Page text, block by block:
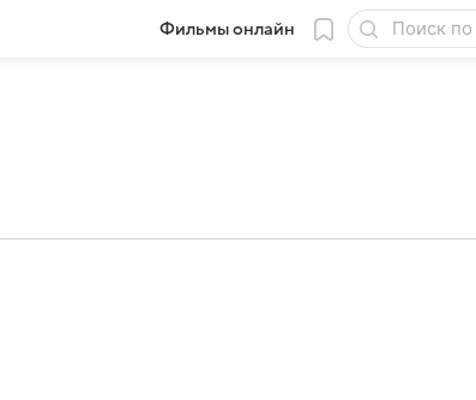
Фильмы онлайн